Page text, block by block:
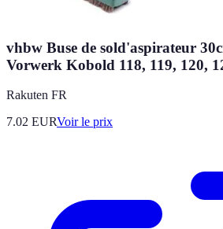
vhbw Buse de sold'aspirateur
Vorwerk Kobold 118, 119, 120,
Rakuten FR
7.02 EURVoir le prix